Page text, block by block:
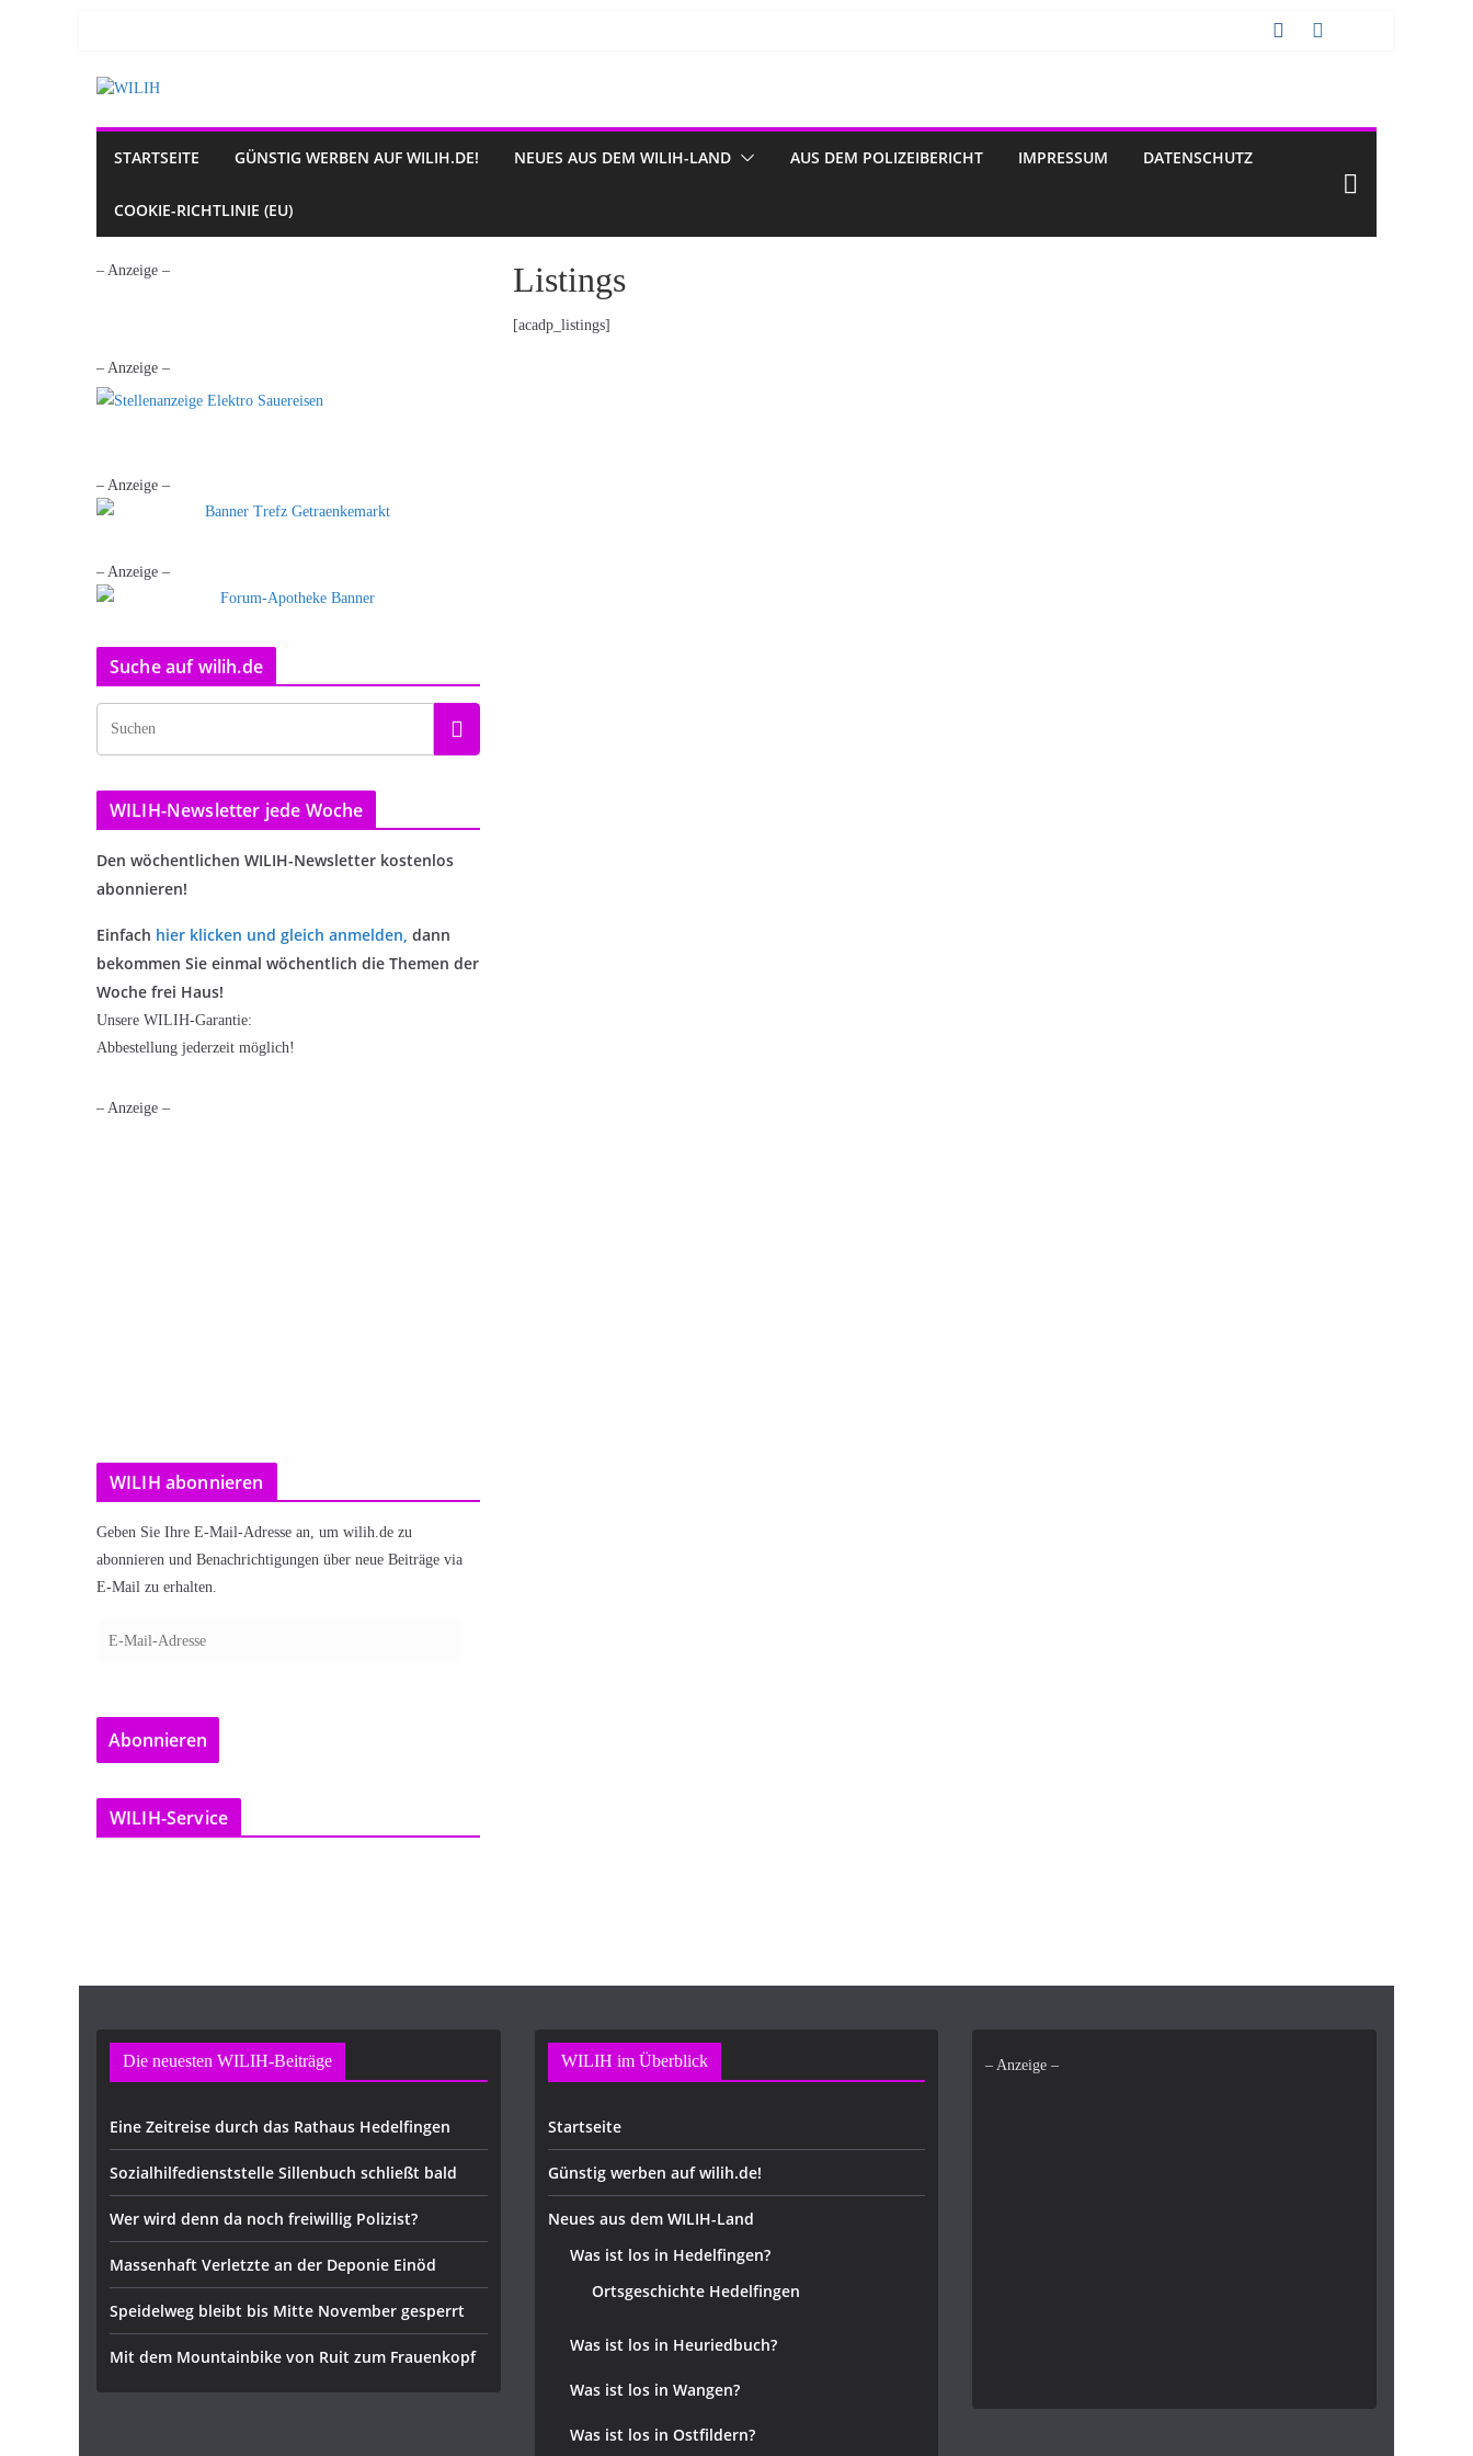
STARTSEITE GÜNSTIG WERBEN AUF WILIH.DE! NEUES AUS DEM WILIH-LAND AUS DEM POLIZEIBERICHT IMPRESSUM DATENSCHUTZ
COOKIE-RICHTLINIE (EU)
Listings
[acadp_listings]
– Anzeige –
– Anzeige –
– Anzeige –
– Anzeige –
Suche auf wilih.de
WILIH-Newsletter jede Woche
Den wöchentlichen WILIH-Newsletter kostenlos
abonnieren!
Einfach hier klicken und gleich anmelden dann
bekommen Sie einmal wöchentlich die Themen der
Woche frei Haus!
Unsere WILIH-Garantie:
Abbestellung jederzeit möglich!
– Anzeige –
WILIH abonnieren
Geben Sie Ihre E-Mail-Adresse an, um wilih.de zu
abonnieren und Benachrichtigungen über neue Beiträge via
E-Mail zu erhalten.
l
-
e
Abonnieren
WILIH-Service
Die neuesten WILIH-Beiträge
Eine Zeitreise durch das Rathaus Hedelfingen
Sozialhilfedienststelle Sillenbuch schließt bald
Wer wird denn da noch freiwillig Polizist?
Massenhaft Verletzte an der Deponie Einöd
Speidelweg bleibt bis Mitte November gesperrt
Mit dem Mountainbike von Ruit zum Frauenkopf
WILIH im Überblick
Startseite
Günstig werben auf wilih.de!
Neues aus dem WILIH-Land
Was ist los in Hedelfingen?
Ortsgeschichte Hedelfingen
Was ist los in Heuriedbuch?
Was ist los in Wangen?
Was ist los in Ostfildern?
– Anzeige –